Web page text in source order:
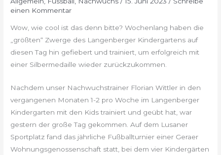
einen Kommentar
Wow, wie cool ist das denn bitte? Wochenlang haben die
„größten“ Zwerge des Langenberger Kindergartens auf
diesen Tag hin gefiebert und trainiert, um erfolgreich mit
einer Silbermedaille wieder zurückzukommen.
Nachdem unser Nachwuchstrainer Florian Wittler in den
vergangenen Monaten 1-2 pro Woche im Langenberger
Kindergarten mit den Kids trainiert und geübt hat, war
gestern der große Tag gekommen. Auf dem Lusaner
Sportplatz fand das jährliche Fußballturnier einer Geraer
Wohnungsgenossenschaft statt, bei dem vier Kindergärten